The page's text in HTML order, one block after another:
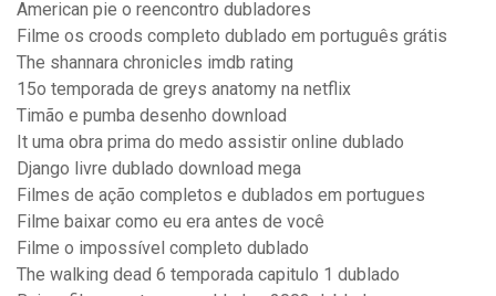
American pie o reencontro dubladores
Filme os croods completo dublado em português grátis
The shannara chronicles imdb rating
15o temporada de greys anatomy na netflix
Timão e pumba desenho download
It uma obra prima do medo assistir online dublado
Django livre dublado download mega
Filmes de ação completos e dublados em portugues
Filme baixar como eu era antes de você
Filme o impossível completo dublado
The walking dead 6 temporada capitulo 1 dublado